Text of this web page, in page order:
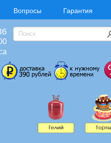
Вопросы Гарантия